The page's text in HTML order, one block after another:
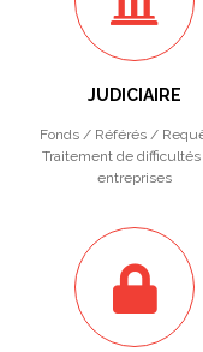
JUDICIAIRE
Fonds / Référés /
Traitement de difficultés
entreprises